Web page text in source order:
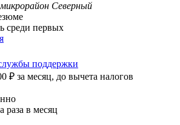
микрорайон Северный
среди первых
поддержки
₽ за месяц, до вычета налогов
в месяц